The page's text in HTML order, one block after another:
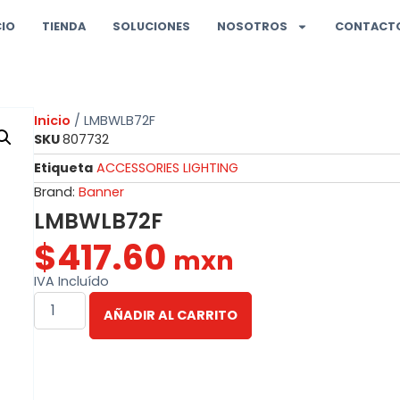
TIENDA SOLUCIONES NOSOTROS
Inicio / LMBWLB72F
SKU807732
Etiqueta ACCESSORIES LIGHTING
Brand: Banner
LMBWLB72F
$417.60 mxn
IVA Incluído
AÑADIR AL CARRITO